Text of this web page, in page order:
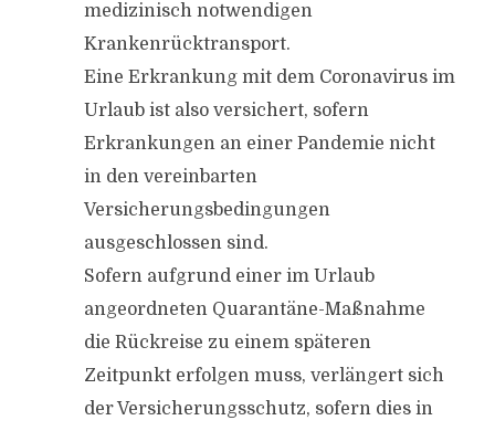
medizinisch notwendigen
Krankenrücktransport.
Eine Erkrankung mit dem Coronavirus im
Urlaub ist also versichert, sofern
Erkrankungen an einer Pandemie nicht
in den vereinbarten
Versicherungsbedingungen
ausgeschlossen sind.
Sofern aufgrund einer im Urlaub
angeordneten Quarantäne-Maßnahme
die Rückreise zu einem späteren
Zeitpunkt erfolgen muss, verlängert sich
der Versicherungsschutz, sofern dies in